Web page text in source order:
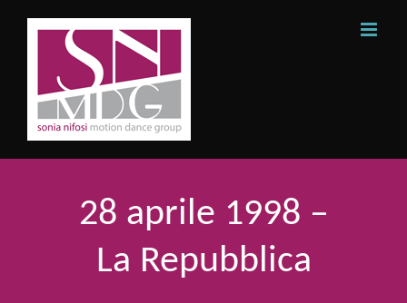
28 aprile 1998 –
La Repubblica